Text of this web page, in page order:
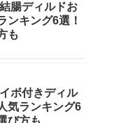
腸ディルドお
ンキング6選！
も
ボ付きディル
気ランキング6
び方も